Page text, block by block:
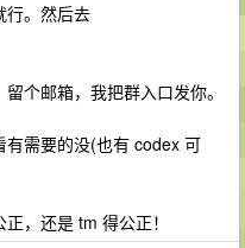
行。然后去
个邮箱，我把群入口发你。
需要的没(也有 codex 可
，还是 tm 得公正！